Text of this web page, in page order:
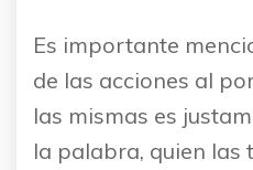
Es importante
de las acciones al
las mismas es
la palabra, quien las